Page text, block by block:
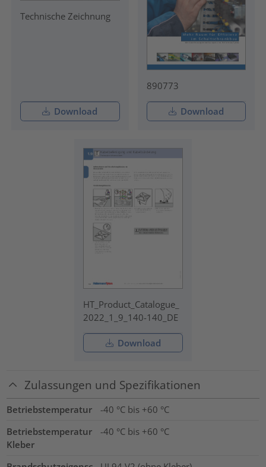
Technische Zeichnung
Download
890773
Download
HT_Product_Catalogue_
2022_1_9_140-140_DE
Download
Zulassungen und Spezifikationen
Betriebstemperatur
-40 °C bis +60 °C
Betriebstemperatur
Kleber
-40 °C bis +60 °C